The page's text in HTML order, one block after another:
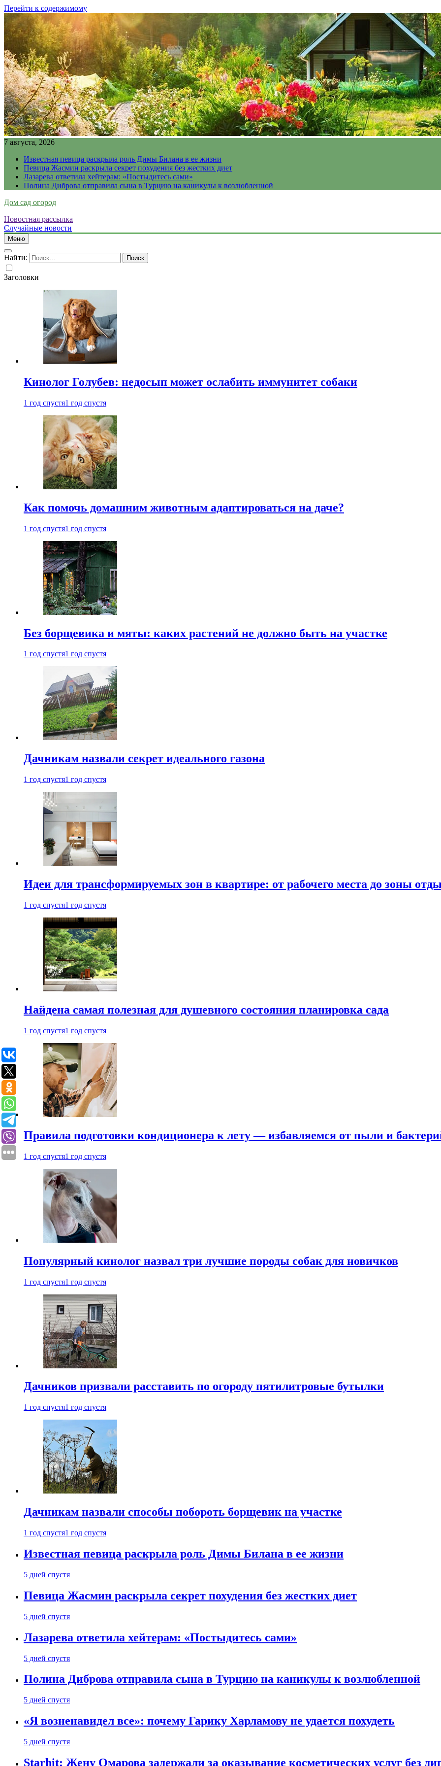
Перейти к содержимому
7 августа, 2026
Известная певица раскрыла роль Димы Билана в ее жизни
Певица Жасмин раскрыла секрет похудения без жестких диет
Лазарева ответила хейтерам: «Постыдитесь сами»
Полина Диброва отправила сына в Турцию на каникулы к возлюбленной
Дом сад огород
Новостная рассылка
Случайные новости
Меню
Найти:
Заголовки
Кинолог Голубев: недосып может ослабить иммунитет собаки
1 год спустя1 год спустя
Как помочь домашним животным адаптироваться на даче?
1 год спустя1 год спустя
Без борщевика и мяты: каких растений не должно быть на участке
1 год спустя1 год спустя
Дачникам назвали секрет идеального газона
1 год спустя1 год спустя
Идеи для трансформируемых зон в квартире: от рабочего места до зоны
1 год спустя1 год спустя
Найдена самая полезная для душевного состояния планировка сада
1 год спустя1 год спустя
Правила подготовки кондиционера к лету — избавляемся от пыли и
1 год спустя1 год спустя
Популярный кинолог назвал три лучшие породы собак для новичков
1 год спустя1 год спустя
Дачников призвали расставить по огороду пятилитровые бутылки
1 год спустя1 год спустя
Дачникам назвали способы побороть борщевик на участке
1 год спустя1 год спустя
Известная певица раскрыла роль Димы Билана в ее жизни
5 дней спустя
Певица Жасмин раскрыла секрет похудения без жестких диет
5 дней спустя
Лазарева ответила хейтерам: «Постыдитесь сами»
5 дней спустя
Полина Диброва отправила сына в Турцию на каникулы к возлюбленной
5 дней спустя
«Я возненавидел все»: почему Гарику Харламову не удается похудеть
5 дней спустя
Starhit: Жену Омарова задержали за оказывание косметических услуг без